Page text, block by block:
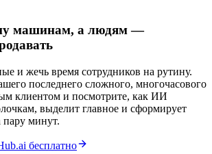
машинам, а людям —
и жечь время сотрудников на рутину.
последнего сложного, многочасового
клиентом и посмотрите, как ИИ
выделит главное и сформирует
пару минут.
бесплатно